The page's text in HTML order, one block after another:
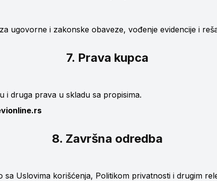
ugovorne i zakonske obaveze, vođenje evidencije i
7. Prava kupca
i druga prava u skladu sa propisima.
8. Završna odredba
sa Uslovima korišćenja, Politikom privatnosti i drugim